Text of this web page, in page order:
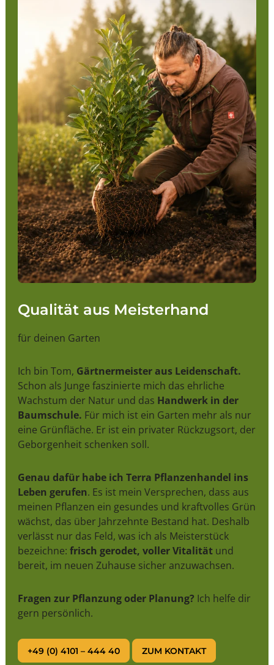
Qualität aus Meisterhand
für deinen Garten
Ich bin Tom, Gärtnermeister aus Leidenschaft.
Schon als Junge faszinierte mich das ehrliche
Wachstum der Natur und das Handwerk in der
Baumschule. Für mich ist ein Garten mehr als nur
eine Grünfläche. Er ist ein privater Rückzugsort, der
Geborgenheit schenken soll.
Genau dafür habe ich Terra Pflanzenhandel ins
Leben gerufen. Es ist mein Versprechen, dass aus
meinen Pflanzen ein gesundes und kraftvolles Grün
wächst, das über Jahrzehnte Bestand hat. Deshalb
verlässt nur das Feld, was ich als Meisterstück
bezeichne: frisch gerodet, voller Vitalitätund
bereit, im neuen Zuhause sicher anzuwachsen.
Fragen zur Pflanzung oder Planung? Ich helfe dir
gern persönlich.
+49 (0) 4101 – 444 40 ZUM KONTAKT